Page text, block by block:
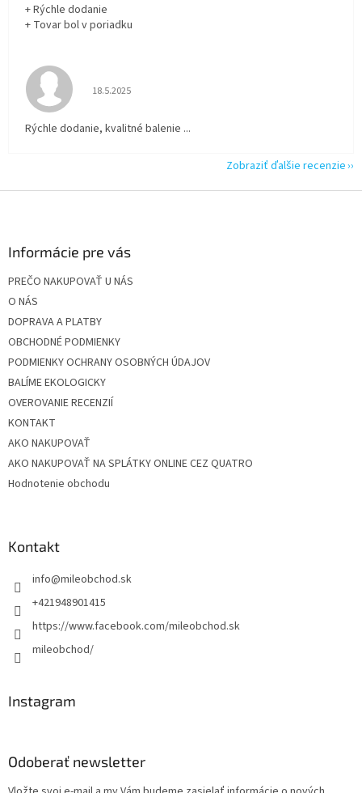
+ Rýchle dodanie
+ Tovar bol v poriadku
Hodnotenie obchodu je 5 z 5 hviezdičiek.
18.5.2025
Rýchle dodanie, kvalitné balenie ...
Zobraziť ďalšie recenzie
Informácie pre vás
PREČO NAKUPOVAŤ U NÁS
O NÁS
DOPRAVA A PLATBY
OBCHODNÉ PODMIENKY
PODMIENKY OCHRANY OSOBNÝCH ÚDAJOV
BALÍME EKOLOGICKY
OVEROVANIE RECENZIÍ
KONTAKT
AKO NAKUPOVAŤ
AKO NAKUPOVAŤ NA SPLÁTKY ONLINE CEZ QUATRO
Hodnotenie obchodu
Kontakt
info@mileobchod.sk
+421948901415
https://www.facebook.com/mileobchod.sk
mileobchod/
Instagram
Odoberať newsletter